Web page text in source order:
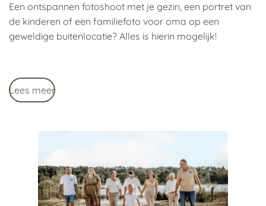
Een ontspannen fotoshoot met je gezin, een portret van
de kinderen of een familiefoto voor oma op een
geweldige buitenlocatie? Alles is hierin mogelijk!
Lees meer